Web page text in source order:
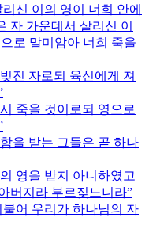
신 이의 영이 너희 안에
자 가운데서 살리신 이
로 말미암아 너희 죽을
진 자로되 육신에게 져
죽을 것이로되 영으로
을 받는 그들은 곧 하나
영을 받지 아니하였고
버지라 부르짖느니라
어 우리가 하나님의 자